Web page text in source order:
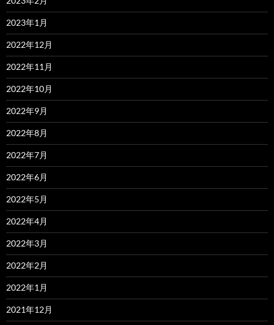
2023年1月
2022年12月
2022年11月
2022年10月
2022年9月
2022年8月
2022年7月
2022年6月
2022年5月
2022年4月
2022年3月
2022年2月
2022年1月
2021年12月